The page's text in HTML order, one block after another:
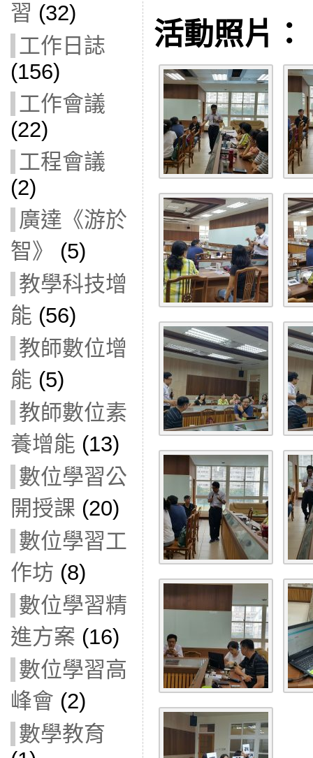
習 (32)
工作日誌
(156)
工作會議
(22)
工程會議
(2)
廣達《游於
智》
(5)
教學科技增
能 (56)
教師數位增
能 (5)
教師數位素
養增能 (13)
數位學習公
開授課 (20)
數位學習工
作坊 (8)
數位學習精
進方案 (16)
數位學習高
峰會 (2)
數學教育
活動照片：